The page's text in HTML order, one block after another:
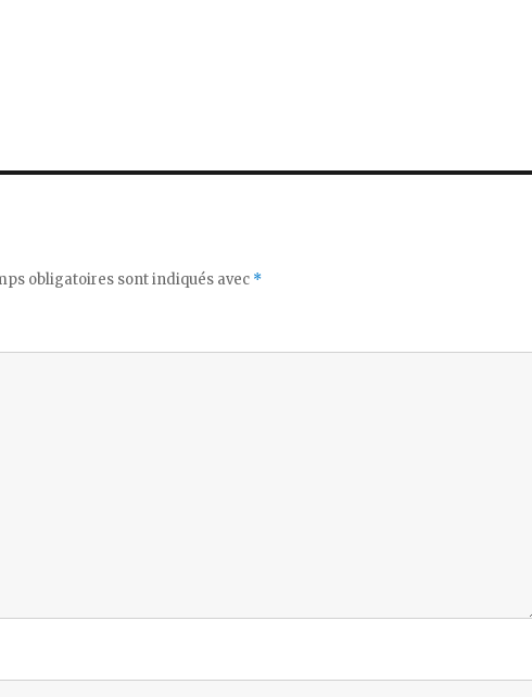
obligatoires sont indiqués avec *